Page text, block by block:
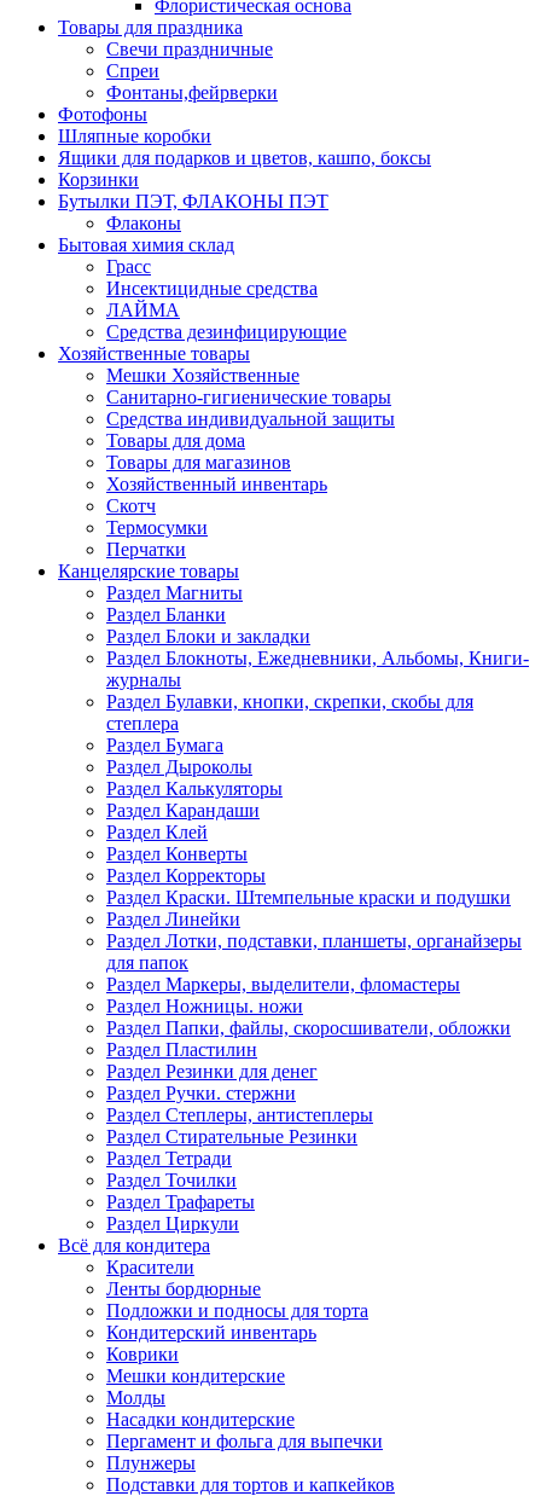
Флористическая основа
Товары для праздника
Свечи праздничные
Спреи
Фонтаны,фейрверки
Фотофоны
Шляпные коробки
Ящики для подарков и цветов, кашпо, боксы
Корзинки
Бутылки ПЭТ, ФЛАКОНЫ ПЭТ
Флаконы
Бытовая химия склад
Грасс
Инсектицидные средства
ЛАЙМА
Средства дезинфицирующие
Хозяйственные товары
Мешки Хозяйственные
Санитарно-гигиенические товары
Средства индивидуальной защиты
Товары для дома
Товары для магазинов
Хозяйственный инвентарь
Скотч
Термосумки
Перчатки
Канцелярские товары
Раздел Магниты
Раздел Бланки
Раздел Блоки и закладки
Раздел Блокноты, Ежедневники, Альбомы, Книги-
журналы
Раздел Булавки, кнопки, скрепки, скобы для
степлера
Раздел Бумага
Раздел Дыроколы
Раздел Калькуляторы
Раздел Карандаши
Раздел Клей
Раздел Конверты
Раздел Корректоры
Раздел Краски. Штемпельные краски и подушки
Раздел Линейки
Раздел Лотки, подставки, планшеты, органайзеры
для папок
Раздел Маркеры, выделители, фломастеры
Раздел Ножницы. ножи
Раздел Папки, файлы, скоросшиватели, обложки
Раздел Пластилин
Раздел Резинки для денег
Раздел Ручки. стержни
Раздел Степлеры, антистеплеры
Раздел Стирательные Резинки
Раздел Тетради
Раздел Точилки
Раздел Трафареты
Раздел Циркули
Всё для кондитера
Красители
Ленты бордюрные
Подложки и подносы для торта
Кондитерский инвентарь
Коврики
Мешки кондитерские
Молды
Насадки кондитерские
Пергамент и фольга для выпечки
Плунжеры
Подставки для тортов и капкейков